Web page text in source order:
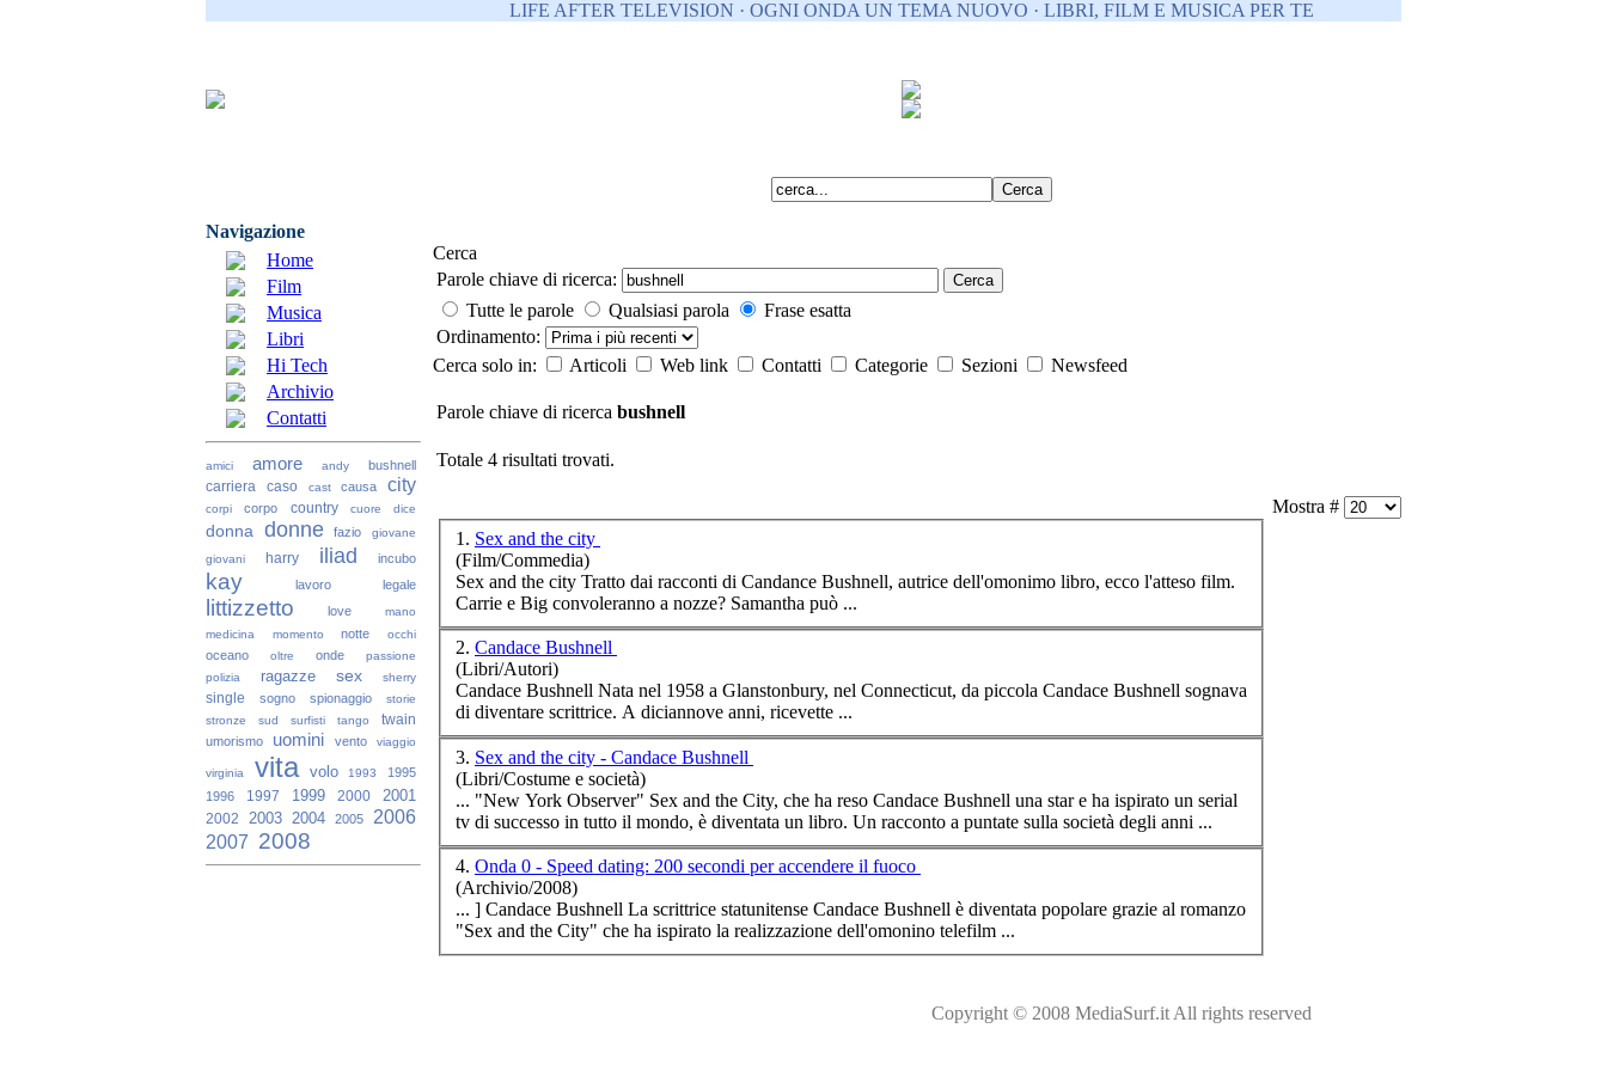
LIFE AFTER TELEVISION · OGNI ONDA UN TEMA NUOVO · LIBRI, FILM E MUSICA PER TE
Navigazione
Home
Film
Musica
Libri
Hi Tech
Archivio
Contatti
amici amore andy bushnell
carriera caso cast causa city
corpi corpo country cuore dice
donna donne fazio
giovane
giovani
harry iliad incubo
kay lavoro legale
littizzetto love
mano
medicina
momento notte occhi
oceano oltre onde
passione
polizia
ragazze sex sherry
single sogno spionaggio
storie
stronze
sud surfisti tango
twain
umorismo
uomini vento viaggio
virginia vita volo 1993
1995
1996
1997 1999 2000 2001
2002 2003 2004 2005
2006
2007 2008
Cerca
Parole chiave di ricerca:
Cerca
Tutte le parole Qualsiasi parola
Frase esatta
Ordinamento:
Cerca solo in:
Articoli Web link Contatti Categorie Sezioni Newsfeed
Parole chiave di ricerca bushnell
Totale 4 risultati trovati.
Mostra #
1. Sex and the city
(Film/Commedia)
Sex and the city Tratto dai racconti di Candance Bushnell, autrice dell'omonimo libro, ecco l'atteso film.
Carrie e Big convoleranno a nozze? Samantha può ...
2. Candace Bushnell
(Libri/Autori)
Candace Bushnell Nata nel 1958 a Glanstonbury, nel Connecticut, da piccola Candace Bushnell sognava
di diventare scrittrice. A diciannove anni, ricevette ...
3. Sex and the city - Candace Bushnell
(Libri/Costume e società)
... "New York Observer" Sex and the City, che ha reso Candace Bushnell una star e ha ispirato un serial
tv di successo in tutto il mondo, è diventata un libro. Un racconto a puntate sulla società degli anni ...
4. Onda 0 - Speed dating: 200 secondi per accendere il fuoco
(Archivio/2008)
... ] Candace Bushnell La scrittrice statunitense Candace Bushnell è diventata popolare grazie al romanzo
"Sex and the City" che ha ispirato la realizzazione dell'omonino telefilm ...
Copyright © 2008 MediaSurf.it All rights reserved